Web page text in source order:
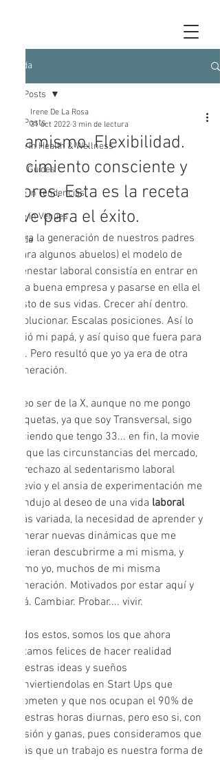
Entrada
All Posts
Live in Health & Wellness
City Guides
Live in Tendencias
Live in Venues
moda
All Posts
Dinamismo. Flexibilidad.
Crecimiento consciente y
Valores. Esta es la receta
clave para el éxito.
Irene De La Rosa
31 oct 2022 3 min de lectura
Para la generación de nuestros padres
(para algunos abuelos) el modelo de
bienestar laboral consistía en entrar en
una buena empresa y pasarse en ella el
resto de sus vidas. Crecer ahí dentro.
Evolucionar. Escalas posiciones. Así lo
vivió mi papá, y así quiso que fuera para
mi. Pero resultó que yo ya era de otra
generación.
Creo ser de la X, aunque no me pongo
etiquetas, ya que soy Transversal, sigo
diciendo que tengo 33... en fin, la movie
es que las circunstancias del mercado,
el rechazo al sedentarismo laboral
previo y el ansia de experimentación me
condujo al deseo de una vida laboral
más variada, la necesidad de aprender y
generar nuevas dinámicas que me
hicieran descubrirme a mi misma, y
cómo yo, muchos de mi misma
generación. Motivados por estar aquí y
allá. Cambiar. Probar.... vivir.
Todos estos, somos los que ahora
estamos felices de hacer realidad
nuestras ideas y sueños
conviertiendolas en Start Ups que
prometen y que nos ocupan el 90% de
nuestras horas diurnas, pero eso si, con
ilusión y ganas, pues consideramos que
más que un trabajo es nuestra forma de